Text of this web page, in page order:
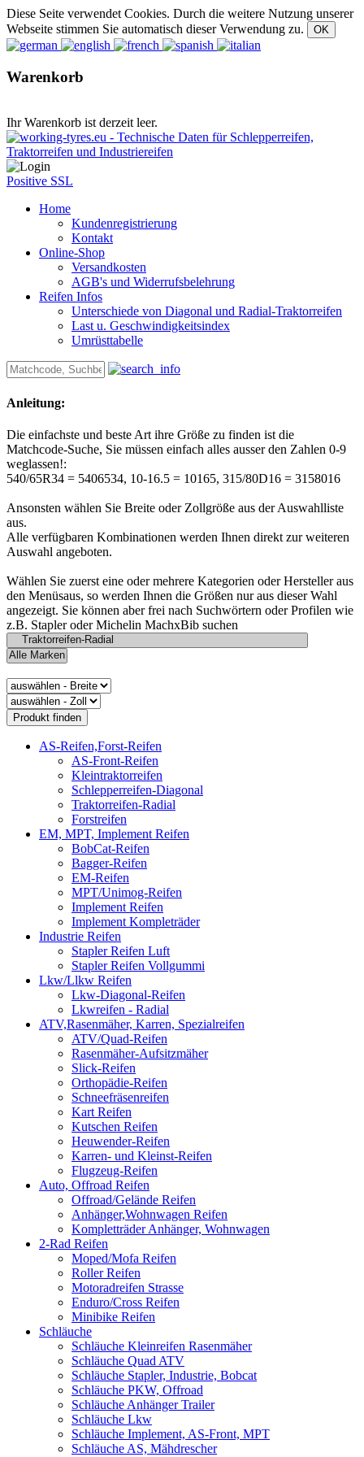
Diese Seite verwendet Cookies. Durch die weitere Nutzung unserer
Webseite stimmen Sie automatisch dieser Verwendung zu.
Warenkorb
Ihr Warenkorb ist derzeit leer.
Positive SSL
Home
Kundenregistrierung
Kontakt
Online-Shop
Versandkosten
AGB's und Widerrufsbelehrung
Reifen Infos
Unterschiede von Diagonal und Radial-Traktorreifen
Last u. Geschwindigkeitsindex
Umrüsttabelle
Anleitung:
Die einfachste und beste Art ihre Größe zu finden ist die
Matchcode-Suche, Sie müssen einfach alles ausser den Zahlen 0-9
weglassen!:
540/65R34 = 5406534, 10-16.5 = 10165, 315/80D16 = 3158016
Ansonsten wählen Sie Breite oder Zollgröße aus der Auswahlliste
aus.
Alle verfügbaren Kombinationen werden Ihnen direkt zur weiteren
Auswahl angeboten.
Wählen Sie zuerst eine oder mehrere Kategorien oder Hersteller aus
den Menüsaus, so werden Ihnen die Größen nur aus dieser Wahl
angezeigt. Sie können aber frei nach Suchwörtern oder Profilen wie
z.B. Stapler oder Michelin MachxBib suchen
AS-Reifen,Forst-Reifen
AS-Front-Reifen
Kleintraktorreifen
Schlepperreifen-Diagonal
Traktorreifen-Radial
Forstreifen
EM, MPT, Implement Reifen
BobCat-Reifen
Bagger-Reifen
EM-Reifen
MPT/Unimog-Reifen
Implement Reifen
Implement Kompleträder
Industrie Reifen
Stapler Reifen Luft
Stapler Reifen Vollgummi
Lkw/Llkw Reifen
Lkw-Diagonal-Reifen
Lkwreifen - Radial
ATV,Rasenmäher, Karren, Spezialreifen
ATV/Quad-Reifen
Rasenmäher-Aufsitzmäher
Slick-Reifen
Orthopädie-Reifen
Schneefräsenreifen
Kart Reifen
Kutschen Reifen
Heuwender-Reifen
Karren- und Kleinst-Reifen
Flugzeug-Reifen
Auto, Offroad Reifen
Offroad/Gelände Reifen
Anhänger,Wohnwagen Reifen
Kompletträder Anhänger, Wohnwagen
2-Rad Reifen
Moped/Mofa Reifen
Roller Reifen
Motoradreifen Strasse
Enduro/Cross Reifen
Minibike Reifen
Schläuche
Schläuche Kleinreifen Rasenmäher
Schläuche Quad ATV
Schläuche Stapler, Industrie, Bobcat
Schläuche PKW, Offroad
Schläuche Anhänger Trailer
Schläuche Lkw
Schläuche Implement, AS-Front, MPT
Schläuche AS, Mähdrescher